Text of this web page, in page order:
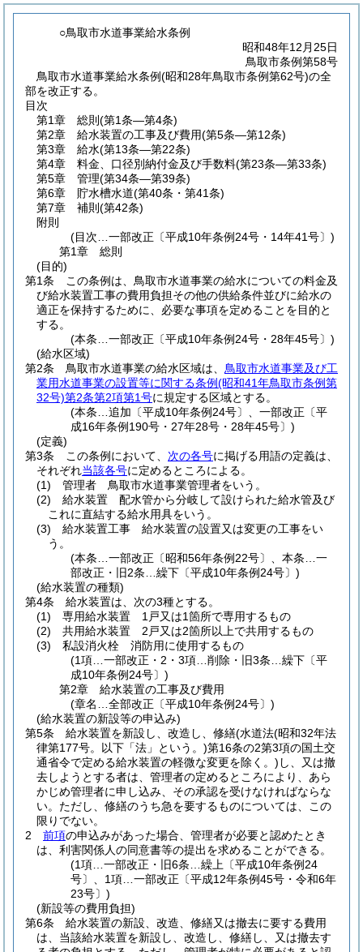
○鳥取市水道事業給水条例
昭和48年12月25日
鳥取市条例第58号
鳥取市水道事業給水条例(昭和28年鳥取市条例第62号)の全
部を改正する。
目次
第1章
総則 (第1条―第4条)
第2章
給水装置の工事及び費用(第5条―第12条)
第3章
給水(第13条―第22条)
第4章
料金、口径別納付金及び手数料(第23条―第33条)
第5章
管理(第34条―第39条)
第6章
貯水槽水道(第40条・第41条)
第7章
補則 (第42条)
附則
(目次…一部改正〔平成10年条例24号・14年41号〕)
第1章
総則
(目的)
第1条
この条例は、鳥取市水道事業の給水についての料金及
び給水装置工事の費用負担その他の供給条件並びに給水の
適正を保持するために、必要な事項を定めることを目的と
する。
(本条…一部改正〔平成10年条例24号・28年45号〕)
(給水区域)
第2条
鳥取市水道事業の給水区域は、 鳥取市水道事業及び工
業用水道事業の設置等に関する条例(昭和41年鳥取市条例第
32号)第2条第2項第1号に規定する区域とする。
(本条…追加〔平成10年条例24号〕、一部改正〔平
成16年条例190号・27年28号・28年45号〕)
(定義)
第3条
この条例において、 次の各号に掲げる用語の定義は、
それぞれ当該各号に定めるところによる。
(1)
管理者 鳥取市水道事業管理者をいう。
(2)
給水装置 配水管から分岐して設けられた給水管及び
これに直結する給水用具をいう。
(3)
給水装置工事 給水装置の設置又は変更の工事をい
う。
(本条…一部改正〔昭和56年条例22号〕、本条…一
部改正・旧2条…繰下〔平成10年条例24号〕)
(給水装置の種類)
第4条
給水装置は、次の3種とする。
(1)
専用給水装置 1戸又は1箇所で専用するもの
(2)
共用給水装置 2戸又は2箇所以上で共用するもの
(3)
私設消火栓 消防用に使用するもの
(1項…一部改正・2・3項…削除・旧3条…繰下〔平
成10年条例24号〕)
第2章
給水装置の工事及び費用
(章名…全部改正〔平成10年条例24号〕)
(給水装置の新設等の申込み)
第5条
給水装置を新設し、改造し、修繕(水道法(昭和32年法
律第177号。以下「法」という。)第16条の2第3項の国土交
通省令で定める給水装置の軽微な変更を除く。) し、又は撤
去しようとする者は、管理者の定めるところにより、あら
かじめ管理者に申し込み、その承認を受けなければならな
い。 ただし、修繕のうち急を要するものについては、この
限りでない。
2
前項の申込みがあった場合、管理者が必要と認めたとき
は、利害関係人の同意書等の提出を求めることができる。
(1項…一部改正・旧6条…繰上〔平成10年条例24
号〕、1項…一部改正〔平成12年条例45号・令和6年
23号〕)
(新設等の費用負担)
第6条
給水装置の新設、改造、修繕又は撤去に要する費用
は、当該給水装置を新設し、改造し、修繕し、又は撤去す